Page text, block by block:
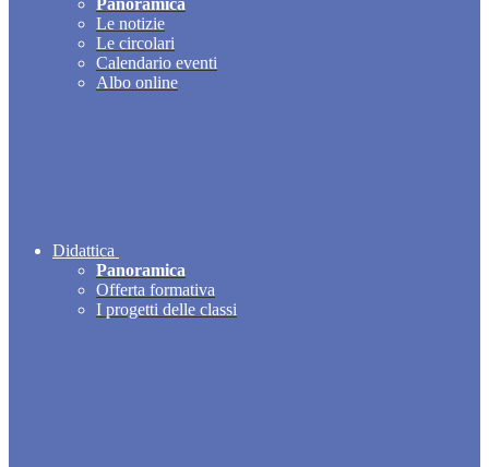
Panoramica
Le notizie
Le circolari
Calendario eventi
Albo online
Didattica
Panoramica
Offerta formativa
I progetti delle classi